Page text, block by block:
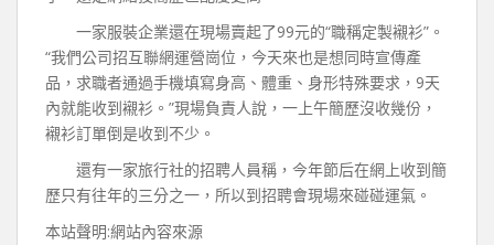
一家服裝企業還在現場賣起了99元的“職稱定製襯衫”。
“我們公司招互聯網運營崗位，今天來也是想同時宣傳產
品，求職者通過手機填寫身高、體重、身形特殊要求，9天
內就能收到襯衫。”現場負責人說，一上午簡歷沒收幾份，
襯衫訂單倒是收到不少。
還有一家旅行社的招聘人員稱，今年節后在網上收到簡
歷只有往年的三分之一，所以到招聘會現場來碰碰運氣。
本站聲明:網站內容來源